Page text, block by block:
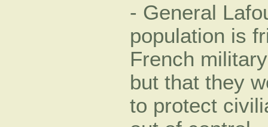
- General
population is
French
but that they
to protect